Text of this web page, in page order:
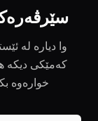
وا دیارە لە
کەمێکی دیکە
خوارەوە